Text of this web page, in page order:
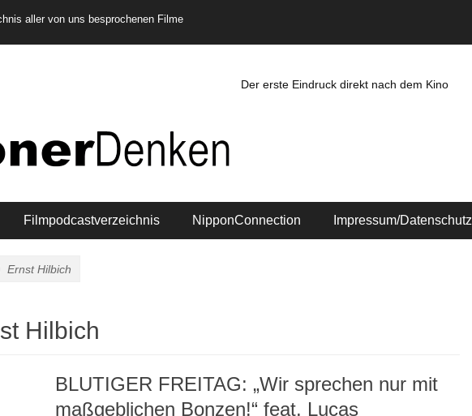
aller von uns besprochenen Filme
Der erste Eindruck direkt nach dem Kino
Filmpodcastverzeichnis NipponConnection Impressum/Datenschutz
Ernst Hilbich
Hilbich
BLUTIGER FREITAG: „Wir sprechen nur mit
maßgeblichen Bonzen!“ feat. Lucas